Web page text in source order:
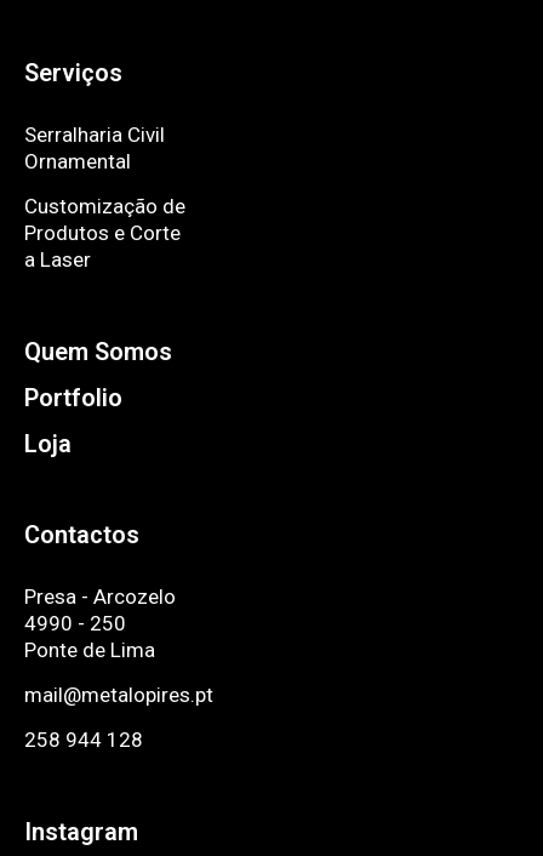
Serviços
Serralharia Civil
Ornamental
Customização de
Produtos e Corte
a Laser
Quem Somos
Portfolio
Loja
Contactos
Presa - Arcozelo
4990 - 250
Ponte de Lima
mail@metalopires.pt
258 944 128
Instagram